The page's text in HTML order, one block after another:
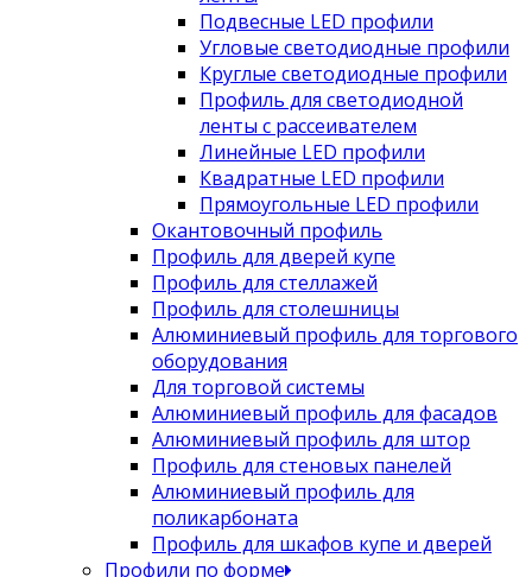
Подвесные LED профили
Угловые светодиодные профили
Круглые светодиодные профили
Профиль для светодиодной
ленты с рассеивателем
Линейные LED профили
Квадратные LED профили
Прямоугольные LED профили
Окантовочный профиль
Профиль для дверей купе
Профиль для стеллажей
Профиль для столешницы
Алюминиевый профиль для торгового
оборудования
Для торговой системы
Алюминиевый профиль для фасадов
Алюминиевый профиль для штор
Профиль для стеновых панелей
Алюминиевый профиль для
поликарбоната
Профиль для шкафов купе и дверей
Профили по форме